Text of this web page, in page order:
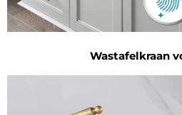
Wastafelkraan